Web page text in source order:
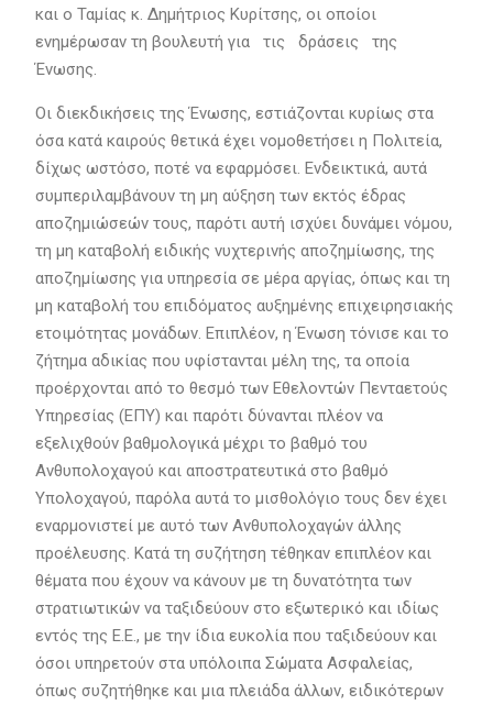
και ο Ταμίας κ. Δημήτριος Κυρίτσης, οι οποίοι
ενημέρωσαν τη βουλευτή για τις δράσεις της
Ένωσης.
Οι διεκδικήσεις της Ένωσης, εστιάζονται κυρίως στα
όσα κατά καιρούς θετικά έχει νομοθετήσει η Πολιτεία,
δίχως ωστόσο, ποτέ να εφαρμόσει. Ενδεικτικά, αυτά
συμπεριλαμβάνουν τη μη αύξηση των εκτός έδρας
αποζημιώσεών τους, παρότι αυτή ισχύει δυνάμει νόμου,
τη μη καταβολή ειδικής νυχτερινής αποζημίωσης, της
αποζημίωσης για υπηρεσία σε μέρα αργίας, όπως και τη
μη καταβολή του επιδόματος αυξημένης επιχειρησιακής
ετοιμότητας μονάδων. Επιπλέον, η Ένωση τόνισε και το
ζήτημα αδικίας που υφίστανται μέλη της, τα οποία
προέρχονται από το θεσμό των Εθελοντών Πενταετούς
Υπηρεσίας (ΕΠΥ) και παρότι δύνανται πλέον να
εξελιχθούν βαθμολογικά μέχρι το βαθμό του
Ανθυπολοχαγού και αποστρατευτικά στο βαθμό
Υπολοχαγού, παρόλα αυτά το μισθολόγιο τους δεν έχει
εναρμονιστεί με αυτό των Ανθυπολοχαγών άλλης
προέλευσης. Κατά τη συζήτηση τέθηκαν επιπλέον και
θέματα που έχουν να κάνουν με τη δυνατότητα των
στρατιωτικών να ταξιδεύουν στο εξωτερικό και ιδίως
εντός της Ε.Ε., με την ίδια ευκολία που ταξιδεύουν και
όσοι υπηρετούν στα υπόλοιπα Σώματα Ασφαλείας,
όπως συζητήθηκε και μια πλειάδα άλλων, ειδικότερων